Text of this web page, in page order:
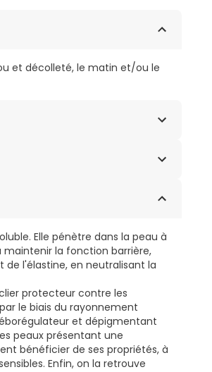
et décolleté, le matin et/ou le
GLYCOL. SODIUM
Elle pénètre dans la peau à
maintenir la fonction barrière,
l'élastine, en neutralisant la
protecteur contre les
le biais du rayonnement
et dépigmentant
peaux présentant une
bénéficier de ses propriétés, à
Enfin, on la retrouve